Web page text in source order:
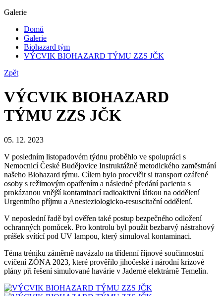
Galerie
Domů
Galerie
Biohazard tým
VÝCVIK BIOHAZARD TÝMU ZZS JČK
Zpět
VÝCVIK BIOHAZARD
TÝMU ZZS JČK
05. 12. 2023
V posledním listopadovém týdnu proběhlo ve spolupráci s
Nemocnicí České Budějovice Instruktážně metodického zaměstnání
našeho Biohazard týmu. Cílem bylo procvičit si transport ozářené
osoby s režimovým opatřením a následné předání pacienta s
prokázanou vnější kontaminací radioaktivní látkou na oddělení
Urgentního příjmu a Anesteziologicko-resuscitační oddělení.
V neposlední řadě byl ověřen také postup bezpečného odložení
ochranných pomůcek. Pro kontrolu byl použit bezbarvý nástrahový
prášek svítící pod UV lampou, který simuloval kontaminaci.
Téma tréniku záměrně navázalo na třídenní říjnové součinnostní
cvičení ZÓNA 2023, které prověřilo jihočeské i národní krizové
plány při řešení simulované havárie v Jaderné elektrárně Temelín.